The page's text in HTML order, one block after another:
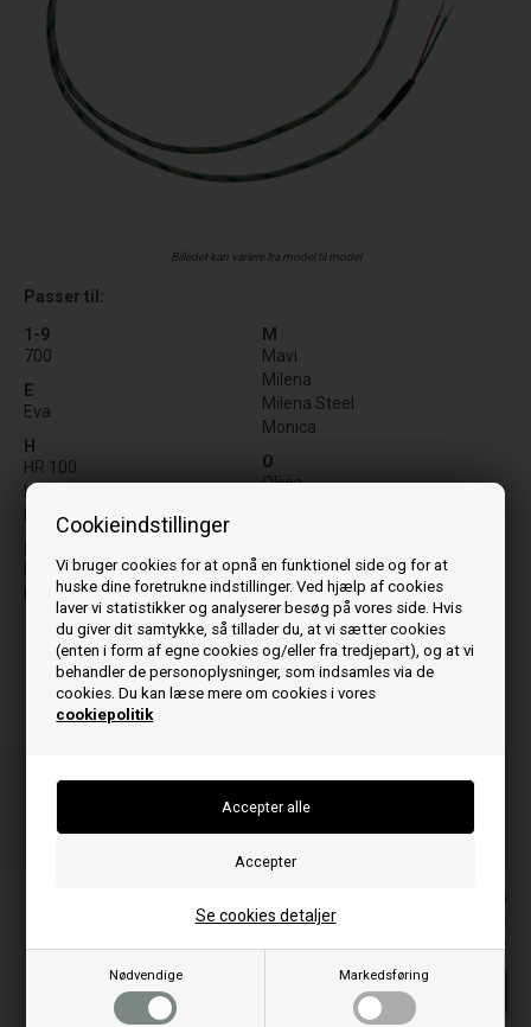
Cookieindstillinger
Vi bruger cookies for at opnå en funktionel side og for at
huske dine foretrukne indstillinger. Ved hjælp af cookies
laver vi statistikker og analyserer besøg på vores side. Hvis
du giver dit samtykke, så tillader du, at vi sætter cookies
(enten i form af egne cookies og/eller fra tredjepart), og at vi
behandler de personoplysninger, som indsamles via de
cookies. Du kan læse mere om cookies i vores
cookiepolitik
Nødvendige Markedsføring
Se cookies detaljer
Billedet kan variere fra model til model
Passer til:
1-9
700
E
Eva
H
HR 100
HRV120
Holly
Lisali
M
Mavi
Milena
Milena Steel
Monica
O
Olivia
RC 120
RV 100
S
Sara
Sofia
44
Priserne er inkl. moms
DKK
Føj til kurv